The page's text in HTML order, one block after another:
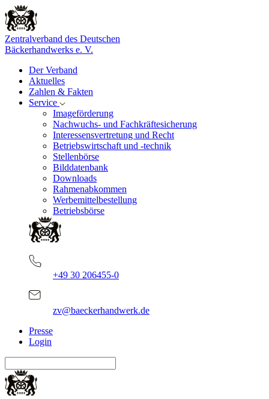
Zentralverband des Deutschen
Bäckerhandwerks e. V.
Der Verband
Aktuelles
Zahlen & Fakten
Service
Imageförderung
Nachwuchs- und Fachkräftesicherung
Interessensvertretung und Recht
Betriebswirtschaft und -technik
Stellenbörse
Bilddatenbank
Downloads
Rahmenabkommen
Werbemittelbestellung
Betriebsbörse
+49 30 206455-0
zv@baeckerhandwerk.de
Presse
Login